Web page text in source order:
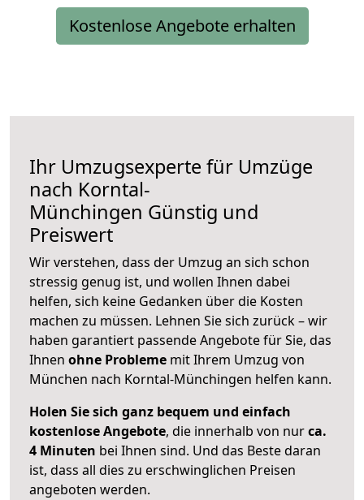
Kostenlose Angebote erhalten
Ihr Umzugsexperte für Umzüge
nach Korntal-
Münchingen Günstig und
Preiswert
Wir verstehen, dass der Umzug an sich schon
stressig genug ist, und wollen Ihnen dabei
helfen, sich keine Gedanken über die Kosten
machen zu müssen. Lehnen Sie sich zurück – wir
haben garantiert passende Angebote für Sie, das
Ihnen ohne Probleme mit Ihrem Umzug von
München nach Korntal-Münchingen helfen kann.
Holen Sie sich ganz bequem und einfach
kostenlose Angebote, die innerhalb von nurca.
4 Minuten bei Ihnen sind. Und das Beste daran
ist, dass all dies zu erschwinglichen Preisen
angeboten werden.